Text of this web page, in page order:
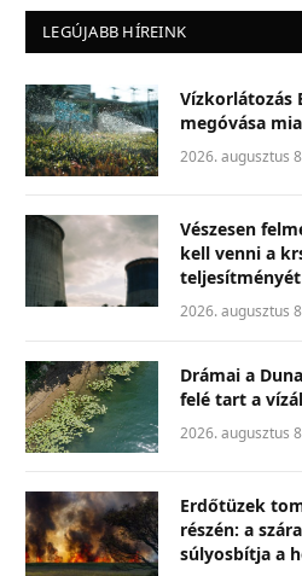
LEGÚJABB HÍREINK
Vízkorlátozás
megóvása
2026. augusztus
Vészesen
kell venni a
teljesítményét
2026. augusztus
Drámai a
felé tart a
2026. augusztus
Erdőtüzek
részén: a
súlyosbítja a